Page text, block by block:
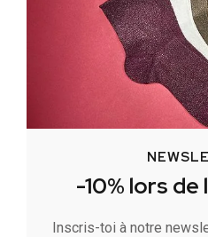
-10% lors
Inscris-toi à notre